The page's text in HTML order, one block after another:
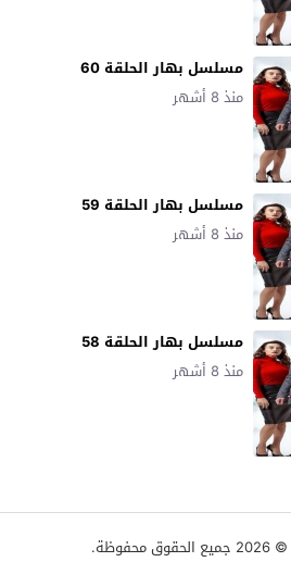
مسلسل بهار الحلقة 60
منذ 8 أشهر
مسلسل بهار الحلقة 59
منذ 8 أشهر
مسلسل بهار الحلقة 58
منذ 8 أشهر
© 2026 جميع الحقوق محفوظة.